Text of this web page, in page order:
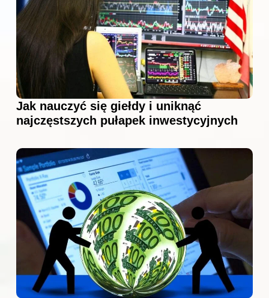
Jak nauczyć się giełdy i uniknąć
najczęstszych pułapek inwestycyjnych